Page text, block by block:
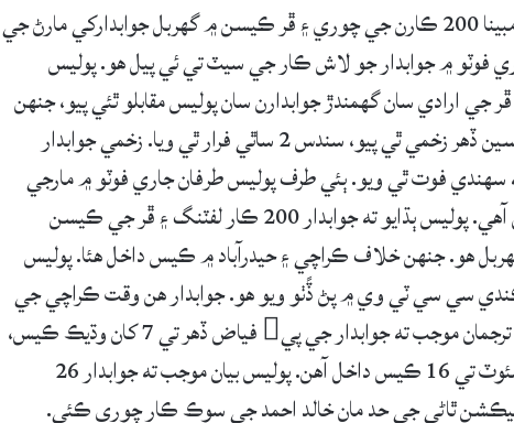
2 ڏينهن اڳ حيدرآباد ۾ پوليس طرفان مبينا 200 ڪارن جي چوري ۽ ڦر ڪيسن ۾ گهربل جوابدارکي مارڻ جي
فوٽو ۾ جوابدار جو لاش ڪار جي سيٽ تي ئي پيل هو. پوليس
ارادي سان گهمندڙ جوابدارن سان پوليس مقابلو ٿئي پيو، جنهن
۾ هڪ جوابدار ڏهرڪي واسي ذاڪر حسين ڏهر زخمي ٿي پيو، سندس 2 ساٿي فرار ٿي ويا. زخمي جوابدار
سهندي فوت ٿي ويو. ٻئي طرف پوليس طرفان جاري فوٽو ۾ مارجي
ويل جو لاش ڪار جي سيٽ تي ئي پيل آهي. پوليس ٻڌايو ته جوابدار 200 ڪار لفٽنگ ۽ ڦر جي ڪيسن
گهربل هو. جنهن خلاف ڪراچي ۽ حيدرآباد ۾ ڪيس داخل هئا. پوليس
سي سي ٽي وي ۾ پڻ ڏًٺو ويو هو. جوابدار هن وقت ڪراچي جي
گلشن حديد فيز 1 ۾ رهندو هو. پوليس ترجمان موجب ته جوابدار جي پي فياض ڏهر تي 7 کان وڌيڪ ڪيس،
سندس ڀا علي جان ڏهر 2 ڪيس ۽ سئوٽ تي 16 ڪيس داخل آهن. پوليس بيان موجب ته جوابدار 26
جي بي سيڪشن ٿاڻي جي حد مان خالد احمد جي سوڪ ڪار چوري ڪئي.